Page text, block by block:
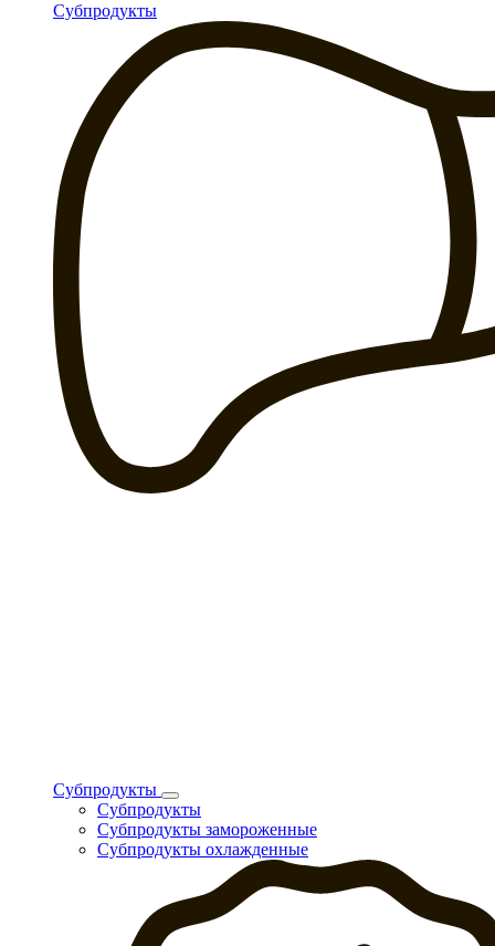
Субпродукты
Субпродукты
Субпродукты
Субпродукты замороженные
Субпродукты охлажденные